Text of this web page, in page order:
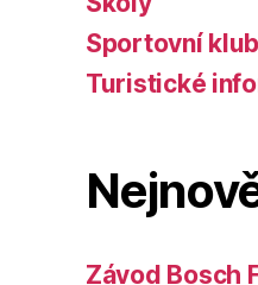
Sportovní
Turistické
Závod Bosch